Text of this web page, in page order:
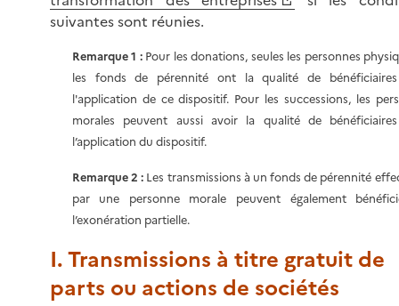
suivantes sont réunies.
Remarque 1 :Pour les donations, seules les personnes
les fonds de pérennité ont la qualité de
l'application de ce dispositif. Pour les successions, les
morales peuvent aussi avoir la qualité de
l’application du dispositif.
Remarque 2 : Les transmissions à un fonds de pérennité
par une personne morale peuvent également
l’exonération partielle.
I. Transmissions à titre gratuit de
parts ou actions de sociétés